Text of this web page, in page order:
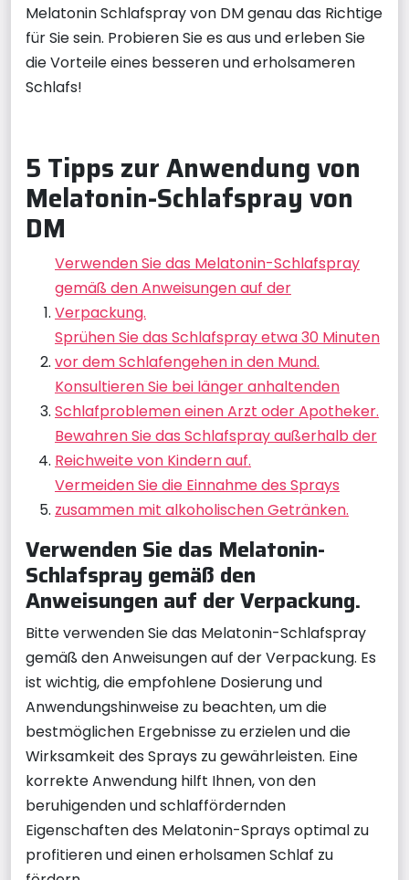
Melatonin Schlafspray von DM genau das Richtige
für Sie sein. Probieren Sie es aus und erleben Sie
die Vorteile eines besseren und erholsameren
Schlafs!
5 Tipps zur Anwendung von
Melatonin-Schlafspray von
DM
Verwenden Sie das Melatonin-Schlafspray
gemäß den Anweisungen auf der
Verpackung.
Sprühen Sie das Schlafspray etwa 30 Minuten
vor dem Schlafengehen in den Mund.
Konsultieren Sie bei länger anhaltenden
Schlafproblemen einen Arzt oder Apotheker.
Bewahren Sie das Schlafspray außerhalb der
Reichweite von Kindern auf.
Vermeiden Sie die Einnahme des Sprays
zusammen mit alkoholischen Getränken.
Verwenden Sie das Melatonin-
Schlafspray gemäß den
Anweisungen auf der Verpackung.
Bitte verwenden Sie das Melatonin-Schlafspray
gemäß den Anweisungen auf der Verpackung. Es
ist wichtig, die empfohlene Dosierung und
Anwendungshinweise zu beachten, um die
bestmöglichen Ergebnisse zu erzielen und die
Wirksamkeit des Sprays zu gewährleisten. Eine
korrekte Anwendung hilft Ihnen, von den
beruhigenden und schlaffördernden
Eigenschaften des Melatonin-Sprays optimal zu
profitieren und einen erholsamen Schlaf zu